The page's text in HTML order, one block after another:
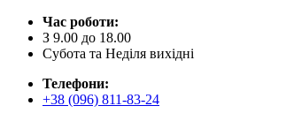
Час роботи:
З 9.00 до 18.00
Субота та Неділя вихідні
Телефони:
+38 (096) 811-83-24